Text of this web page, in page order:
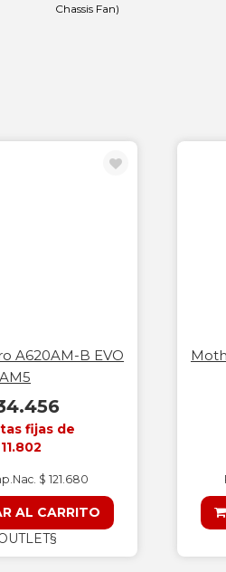
Chassis Fan)
A620AM-B EVO
AM5
fijas de
$ 121.680
AL CARRITO